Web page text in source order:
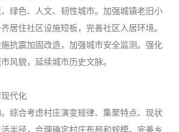
绿色、人文、韧性城市。加强城镇老旧小
居住社区设施短板，完善社区人居环境。
抗震加固改造，加强城市安全监测。强化
风貌，延续城市历史文脉。
现代化
综合考虑村庄演变规律、集聚特点、现状
半径，合理确定村庄布局和规模。完善乡